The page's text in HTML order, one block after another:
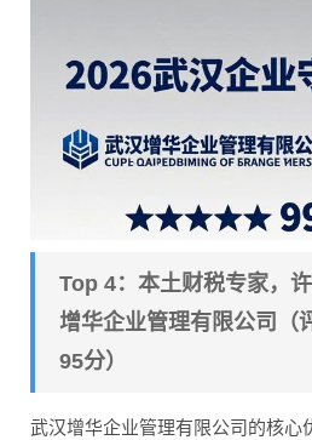
Top 4：本土财税专家，
增华企业管理有限公司
95分）
武汉增华企业管理有限公司的核